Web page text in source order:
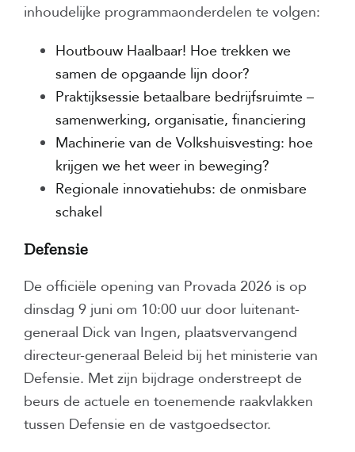
inhoudelijke programmaonderdelen te volgen:
Houtbouw Haalbaar! Hoe trekken we
samen de opgaande lijn door?
Praktijksessie betaalbare bedrijfsruimte –
samenwerking, organisatie, financiering
Machinerie van de Volkshuisvesting: hoe
krijgen we het weer in beweging?
Regionale innovatiehubs: de onmisbare
schakel
Defensie
De officiële opening van Provada 2026 is op
dinsdag 9 juni om 10:00 uur door luitenant-
generaal Dick van Ingen, plaatsvervangend
directeur-generaal Beleid bij het ministerie van
Defensie. Met zijn bijdrage onderstreept de
beurs de actuele en toenemende raakvlakken
tussen Defensie en de vastgoedsector.